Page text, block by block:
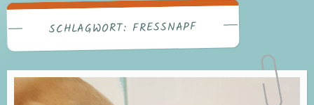
SCHLAGWORT: FRESSNAPF